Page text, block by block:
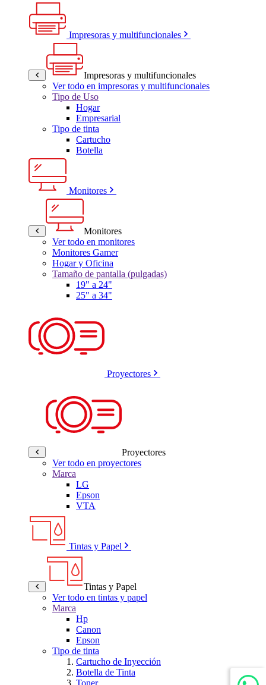
Impresoras y multifuncionales
Impresoras y multifuncionales
Ver todo en impresoras y multifuncionales
Tipo de Uso
Hogar
Empresarial
Tipo de tinta
Cartucho
Botella
Monitores
Monitores
Ver todo en monitores
Monitores Gamer
Hogar y Oficina
Tamaño de pantalla (pulgadas)
19" a 24"
25" a 34"
Proyectores
Proyectores
Ver todo en proyectores
Marca
LG
Epson
VTA
Tintas y Papel
Tintas y Papel
Ver todo en tintas y papel
Marca
Hp
Canon
Epson
Tipo de tinta
Cartucho de Inyección
Botella de Tinta
Toner